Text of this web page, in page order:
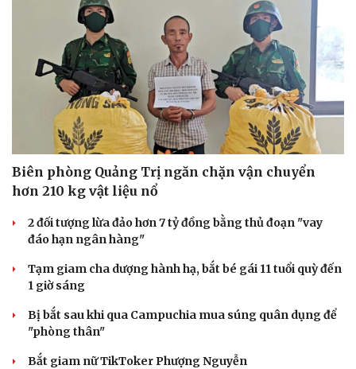
Tư vấn
Săn Tour
Podcast
Câu chuyện thời sự
Kể chuyện cho bé
Biên phòng Quảng Trị ngăn chặn vận chuyển
hơn 210 kg vật liệu nổ
2 đối tượng lừa đảo hơn 7 tỷ đồng bằng thủ đoạn "vay
đáo hạn ngân hàng"
Tạm giam cha dượng hành hạ, bắt bé gái 11 tuổi quỳ đến
1 giờ sáng
Bị bắt sau khi qua Campuchia mua súng quân dụng để
"phòng thân"
Bắt giam nữ TikToker Phượng Nguyễn